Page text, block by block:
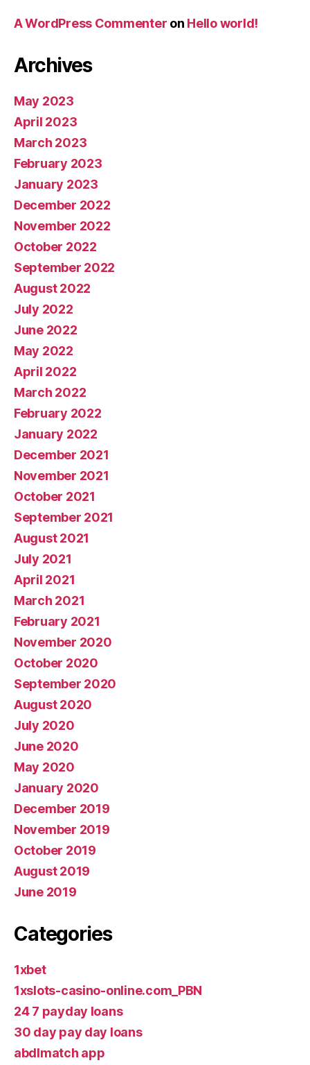
A WordPress Commenter on Hello world!
Archives
May 2023
April 2023
March 2023
February 2023
January 2023
December 2022
November 2022
October 2022
September 2022
August 2022
July 2022
June 2022
May 2022
April 2022
March 2022
February 2022
January 2022
December 2021
November 2021
October 2021
September 2021
August 2021
July 2021
April 2021
March 2021
February 2021
November 2020
October 2020
September 2020
August 2020
July 2020
June 2020
May 2020
January 2020
December 2019
November 2019
October 2019
August 2019
June 2019
Categories
1xbet
1xslots-casino-online.com_PBN
24 7 payday loans
30 day pay day loans
abdlmatch app